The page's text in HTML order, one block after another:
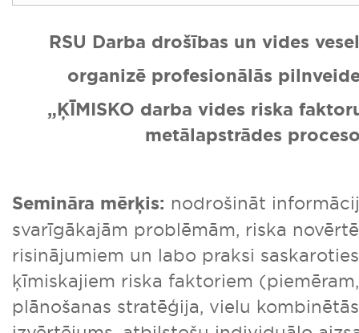
RSU Darba drošības un vides
organizē profesionālās
„ĶĪMISKO darba vides riska
metālapstrādes
Semināra mērķis: nodrošināt
svarīgākajām problēmām, riska
risinājumiem un labo praksi
ķīmiskajiem riska faktoriem
plānošanas stratēģija, vielu